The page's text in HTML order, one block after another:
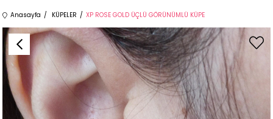
Anasayfa KÜPELER XP ROSE GOLD ÜÇLÜ GÖRÜNÜMLÜ KÜPE